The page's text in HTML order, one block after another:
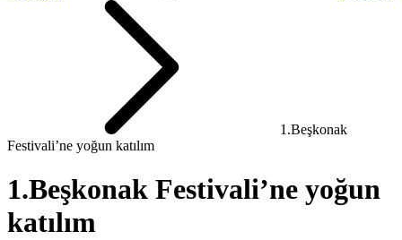
1.Beşkonak
Festivali’ne yoğun katılım
1.Beşkonak Festivali’ne yoğun
katılım